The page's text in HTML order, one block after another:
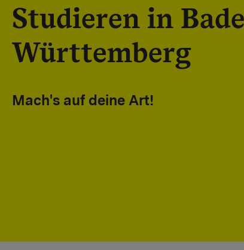
Studieren in
Württemberg
Mach's auf deine Art!